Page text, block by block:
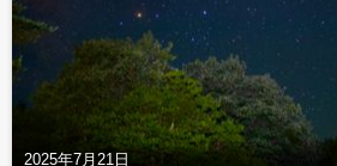
2025年7月21日